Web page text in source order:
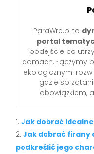
ParaWre.pl to
portal
podejście do
domach. Łączymy
ekologicznymi
gdzie
obowiązkiem,
Jak dobrać
Jak dobrać firany
podkreślić jego